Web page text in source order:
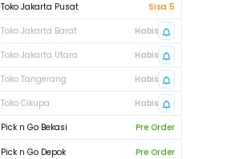
Toko Jakarta Pusat
Sisa 5
Toko Jakarta Barat
Habis
Toko Jakarta Utara
Habis
Toko Tangerang
Habis
Toko Cikupa
Habis
Pick n Go Bekasi
Pre Order
Pick n Go Depok
Pre Order